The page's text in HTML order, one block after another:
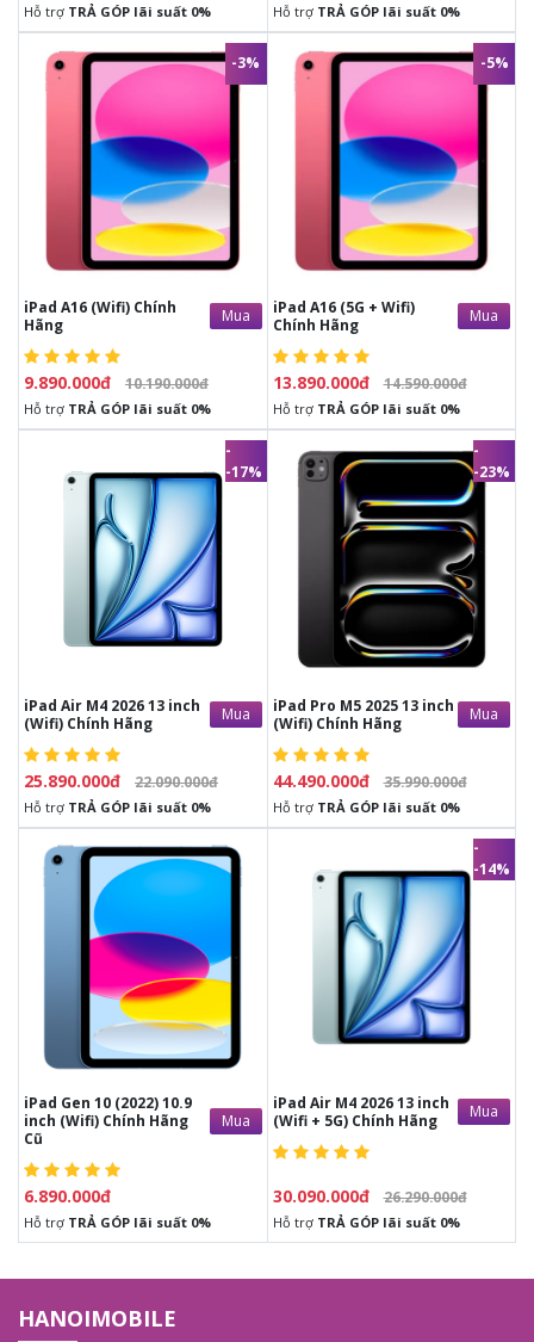
Hỗ trợ TRẢ GÓP lãi suất 0% Hỗ trợ TRẢ GÓP lãi suất 0%
-3%
iPad A16 (Wifi) Chính
Hãng
Mua
9.890.000đ 10.190.000đ
Hỗ trợ TRẢ GÓP lãi suất 0%
9.890.000đ
Đầy đủ phụ kiện
1 đổi 1 trong vòng 30 ngàynếu
có lỗi phần cứng từ nhà sản xuất
12 tháng
tại trung bảo hành Chính hãng
-5%
iPad A16 (5G + Wifi)
Chính Hãng
Mua
13.890.000đ 14.590.000đ
Hỗ trợ TRẢ GÓP lãi suất 0%
13.890.000đ
Đầy đủ phụ kiệntừ nhà sản xuất.
1 đổi 1 trong vòng 30 ngày
có lỗi phần cứng từ nhà sản xuất
Bảo hành 12 thángchính hãng
tại trung bảo hành Chính hãng
-
-17%
iPad Air M4 2026 13 inch
(Wifi) Chính Hãng
Mua
25.890.000đ 22.090.000đ
Hỗ trợ TRẢ GÓP lãi suất 0%
25.890.000đ 22.090.000đ
ầy đủ phụ kiệntừ nhà sản
1 đổi 1 trong vòng 30 ngày
có lỗi phần cứng từ nhà sản xuất
Bảo hành 12 thángchính hãng
-
-23%
iPad Pro M5 2025 13 inch
(Wifi) Chính Hãng
Mua
44.490.000đ 35.990.000đ
Hỗ trợ TRẢ GÓP lãi suất 0%
44.490.000đ 35.990.000đ
Đầy đủ phụ kiệntừ nhà sản xuất.
1 đổi 1 trong vòng 30 ngày
có lỗi phần cứng từ nhà sản xuất
Bảo hành
chính hãng
tại trung bảo hành Chính hãng
iPad Gen 10 (2022) 10.9
inch (Wifi) Chính Hãng
Cũ
Mua
6.890.000đ
Hỗ trợ TRẢ GÓP lãi suất 0%
6.890.000đ
MUA HÀNG TRẢ GÓP
- Hỗ trợ Trả góp lãi suất 0%
- Duyệt hồ sơ nhanh chóng: 15
phút nhận máy
Trả góp hỗ trợ cả NỢ XẤU
-
-14%
iPad Air M4 2026 13 inch
(Wifi + 5G) Chính Hãng
Mua
30.090.000đ 26.290.000đ
Hỗ trợ TRẢ GÓP lãi suất 0%
30.090.000đ 26.290.000đ
ầy đủ phụ kiệntừ nhà sản
1 đổi 1 trong vòng 30 ngày
có lỗi phần cứng từ nhà sản xuất
Bảo hành 12 thángchính hãng
HANOIMOBILE